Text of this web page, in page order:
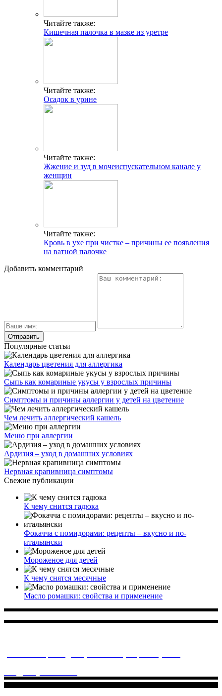
Читайте также:
Кишечная палочка в мазке из уретре
Читайте также:
Осадок в урине
Читайте также:
Жжение и зуд в мочеиспускательном канале у
женщин
Читайте также:
Кровь в ухе при чистке – причины ее появления
на ватной палочке
Добавить комментарий
Популярные статьи
Календарь цветения для аллергика
Сыпь как комариные укусы у взрослых причины
Симптомы и причины аллергии у детей на цветение
Чем лечить аллергический кашель
Меню при аллергии
Ардизия – уход в домашних условиях
Нервная крапивница симптомы
Свежие публикации
К чему снится гадюка
Фокачча с помидорами: рецепты – вкусно и по-
итальянски
Мороженое для детей
К чему снятся месячные
Масло ромашки: свойства и применение